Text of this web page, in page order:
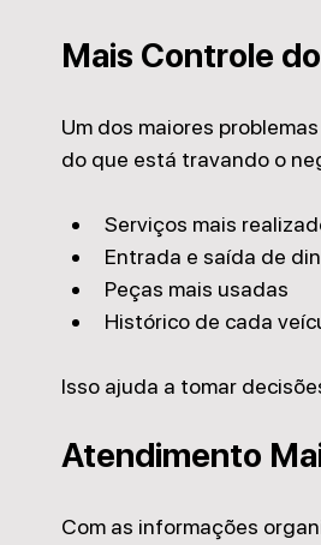
Mais Controle
Um dos maiores
do que está travando o
Serviços mais
Entrada e saída de
Peças mais usadas
Histórico de cada
Isso ajuda a tomar
Atendimento
Com as informações